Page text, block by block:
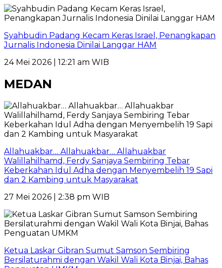
Syahbudin Padang Kecam Keras Israel, Penangkapan
Jurnalis Indonesia Dinilai Langgar HAM
24 Mei 2026 | 12:21 am WIB
MEDAN
Allahuakbar… Allahuakbar… Allahuakbar
Walillahilhamd, Ferdy Sanjaya Sembiring Tebar
Keberkahan Idul Adha dengan Menyembelih 19 Sapi
dan 2 Kambing untuk Masyarakat
27 Mei 2026 | 2:38 pm WIB
Ketua Laskar Gibran Sumut Samson Sembiring
Bersilaturahmi dengan Wakil Wali Kota Binjai, Bahas